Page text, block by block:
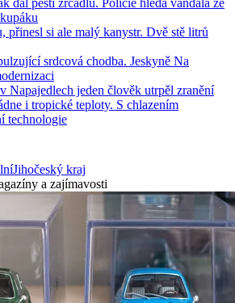
dal pěstí zrcadlu. Policie hledá vandala ze
přinesl si ale malý kanystr. Dvě stě litrů
srdcová chodba. Jeskyně Na
Napajedlech jeden člověk utrpěl zranění
i tropické teploty. S chlazením
technologie
Jihočeský kraj
a zajímavosti